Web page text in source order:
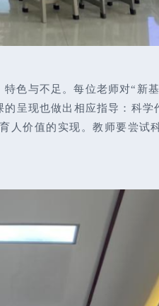
色与不足。每位老师对“新
呈现也做出相应指导：科
价值的实现。教师要尝试